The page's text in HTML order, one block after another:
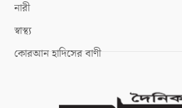
নারী
স্বাস্থ্য
কোরআন হাদিসের বাণী